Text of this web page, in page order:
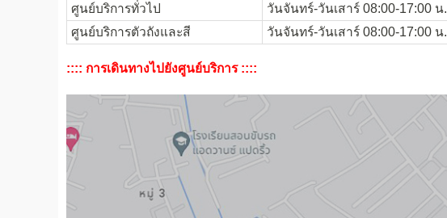
ศูนย์บริการทั่วไป
วันจันทร์-วันเสาร์ 08:00-17:00 น.
ศูนย์บริการตัวถังและสี
วันจันทร์-วันเสาร์ 08:00-17:00 น.
:::: การเดินทางไปยังศูนย์บริการ ::::